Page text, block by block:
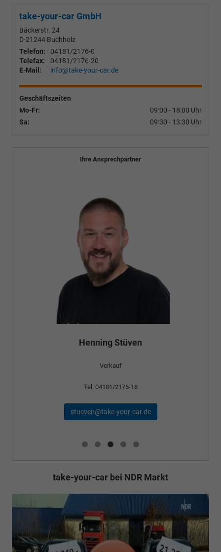
take-your-car GmbH
Bäckerstr. 24
D-21244 Buchholz
Telefon:
04181/2176-0
Telefax:
04181/2176-20
E-Mail:
info@take-your-car.de
Geschäftszeiten
Mo-Fr:
09:00 - 18:00 Uhr
Sa:
09:30 - 13:30 Uhr
Ihre Ansprechpartner
take-your-car bei NDR Markt